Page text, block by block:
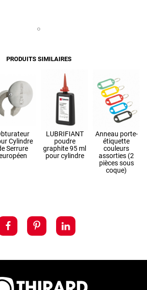
PRODUITS SIMILAIRES
Cylindre
Serrure
LUBRIFIANT
poudre
graphite 95 ml
pour cylindre
Anneau porte-
étiquette
couleurs
assorties (2
pièces sous
coque)